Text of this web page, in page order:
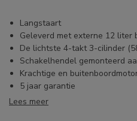
Langstaart
Geleverd met externe 12 liter
De lichtste 4-takt 3-cilinder
Schakelhendel gemonteerd
Krachtige en
5 jaar garantie
Lees meer